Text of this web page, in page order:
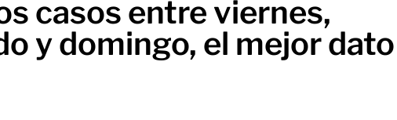
casos entre viernes,
y domingo, el mejor dato